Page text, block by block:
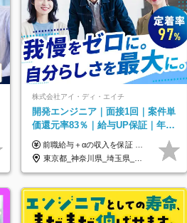
株式会社アイ・ディ・エイチ
開発エンジニア｜面接1回｜案件単
価還元率83％｜給与UP保証｜年休
140日｜在宅利用率9割｜独立支
援・副業制度
前職給与＋αの収入を保証 月給42万円～120万円＋各種手当＋賞与 給与基準が明確かつ高還元です。 一人ひとりが安定した環境のもと、長く活躍できる職場を目指しています。 ※平均年収650万円 ・還元率83％ ・各種手当について 職能手当／職務手当／資格手当／営業手当 など ※前職での経験・能力、給与などを考慮の上、当社規定により優遇いたします ※試用期間あり（3ヶ月／期間中の条件に変動はありません） ※上記金額には固定残業代（78,948円～225,564円/月30時間分）を含みます 超過分は別途全額支給いたします ・年収UPを保証 過去には転職時に〈年収200万円UP〉したエンジニアも在籍しています。入社時だけでなく、入社後も安心の給与水準で働ける環境です。キャリアや技術力が正当に評価されていないと感じていたら、一度面接でお話ししましょう！ 当社では管理職の人数は最低限にし、無駄な管理をしません。その費用削減分を社員の給与に還元しています！
東京都_神奈川県_埼玉県_千葉県_大阪府_愛知県_北海道_青森県_岩手県_宮城県_秋田県_山形県_福島県_茨城県_栃木県_群馬県_新潟県_山梨県_長野県_富山県_石川県_福井県_静岡県_岐阜県_三重県_兵庫県_京都府_滋賀県_奈良県_和歌山県_広島県_岡山県_鳥取県_島根県_山口県_徳島県_香川県_愛媛県_高知県_福岡県_熊本県_佐賀県_長崎県_大分県_宮崎県_鹿児島県_沖縄県